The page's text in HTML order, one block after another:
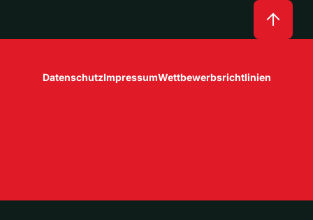
DatenschutzImpressumWettbewerbsrichtlinien